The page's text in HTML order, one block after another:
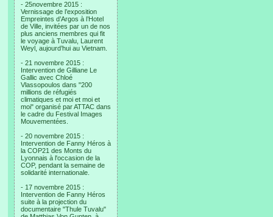
- 25novembre 2015 :
Vernissage de l’exposition
Empreintes d’Argos à l’Hotel
de Ville, invitées par un de nos
plus anciens membres qui fit
le voyage à Tuvalu, Laurent
Weyl, aujourd’hui au Vietnam.
- 21 novembre 2015 :
Intervention de Gilliane Le
Gallic avec Chloé
Vlassopoulos dans "200
millions de réfugiés
climatiques et moi et moi et
moi" organisé par ATTAC dans
le cadre du Festival Images
Mouvementées.
- 20 novembre 2015 :
Intervention de Fanny Héros à
la COP21 des Monts du
Lyonnais à l'occasion de la
COP, pendant la semaine de
solidarité internationale.
- 17 novembre 2015 :
Intervention de Fanny Héros
suite à la projection du
documentaire "Thule Tuvalu"